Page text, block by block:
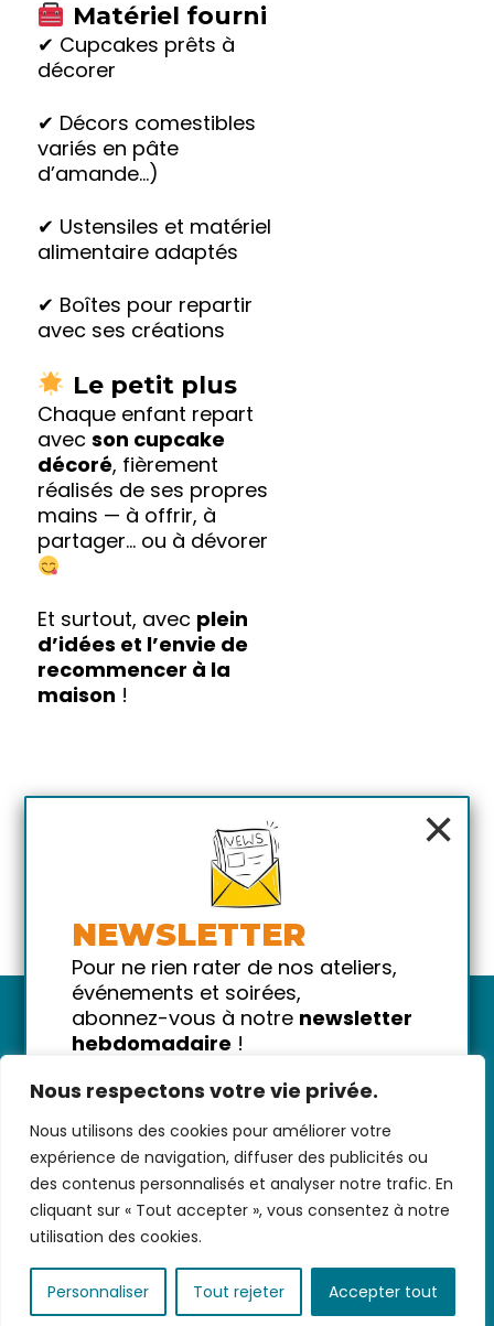
Nous respectons votre vie privée.
Nous utilisons des cookies pour améliorer votre
expérience de navigation, diffuser des publicités ou
des contenus personnalisés et analyser notre trafic. En
cliquant sur « Tout accepter », vous consentez à notre
utilisation des cookies.
Personnaliser Tout rejeter Accepter tout
Matériel fourni
✔ Cupcakes prêts à
décorer
✔ Décors comestibles
variés en pâte
d’amande…)
✔ Ustensiles et matériel
alimentaire adaptés
✔ Boîtes pour repartir
avec ses créations
Le petit plus
Chaque enfant repart
avec son cupcake
décoré, fièrement
réalisés de ses propres
mains — à offrir, à
partager… ou à dévorer
Et surtout, avec plein
d’idées et l’envie de
recommencer à la
maison !
Nous contacter-CGV/CGU-Données
personnelles-Infos pratiques- FAQ
×
NEWSLETTER
Pour ne rien rater de nos ateliers,
événements et soirées,
abonnez-vous à notre newsletter
hebdomadaire !
!
Votre email